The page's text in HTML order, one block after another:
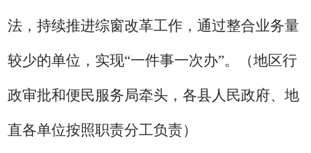
法，持续推进综窗改革工作，通过整合业务量
较少的单位，实现“一件事一次办”。 （地区行
政审批和便民服务局牵头，各县人民政府、地
直各单位按照职责分工负责）